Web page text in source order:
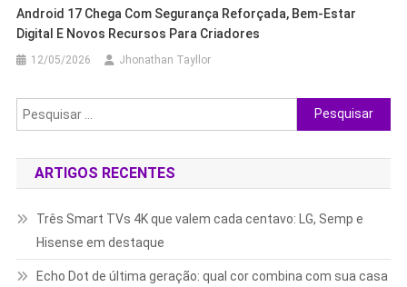
Android 17 Chega Com Segurança Reforçada, Bem-Estar
Digital E Novos Recursos Para Criadores
12/05/2026 Jhonathan Tayllor
Pesquisar
por:
ARTIGOS RECENTES
Três Smart TVs 4K que valem cada centavo: LG, Semp e
Hisense em destaque
Echo Dot de última geração: qual cor combina com sua casa